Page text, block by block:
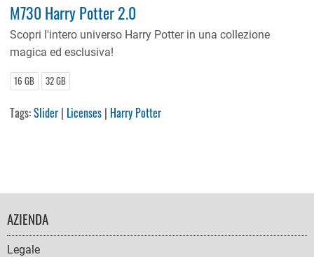
M730 Harry Potter 2.0
Scopri l'intero universo Harry Potter in una collezione
magica ed esclusiva!
16 GB 32 GB
Tags:Slider | Licenses | Harry Potter
FOOTER
NAVIGATION
AZIENDA
Legale